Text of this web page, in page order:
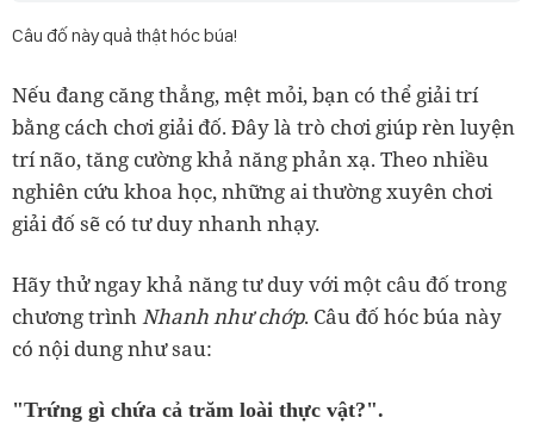
Câu đố này quả thật hóc búa!
Nếu đang căng thẳng, mệt mỏi, bạn có thể giải trí
bằng cách chơi giải đố. Đây là trò chơi giúp rèn luyện
trí não, tăng cường khả năng phản xạ. Theo nhiều
nghiên cứu khoa học, những ai thường xuyên chơi
giải đố sẽ có tư duy nhanh nhạy.
Hãy thử ngay khả năng tư duy với một câu đố trong
chương trìnhNhanh như chớp. Câu đố hóc búa này
có nội dung như sau:
"Trứng gì chứa cả trăm loài thực vật?".